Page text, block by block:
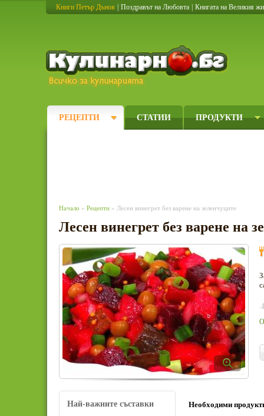
Книги Петър Дънов Поздравът на Любовта Книгата на Великия
РЕЦЕПТИ СТАТИИ ПРОДУКТИ
Начало » Рецепти » Лесен винегрет без варене на зеленчуците
Лесен винегрет без варене на
Необходими
Най-важните съставки